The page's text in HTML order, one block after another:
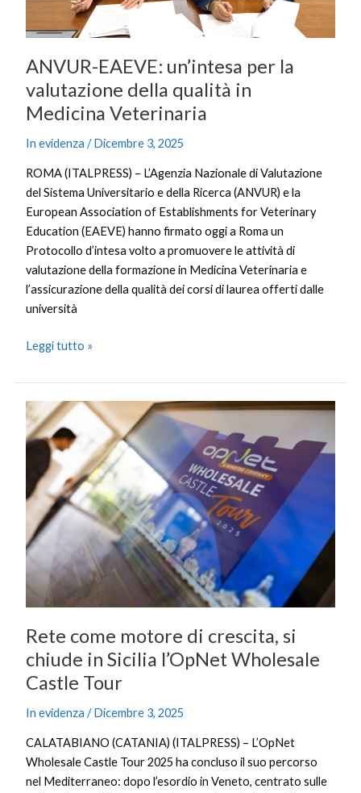
ANVUR-EAEVE: un’intesa per la
valutazione della qualità in
Medicina Veterinaria
In evidenza /Dicembre 3, 2025
ROMA (ITALPRESS) – L’Agenzia Nazionale di Valutazione
del Sistema Universitario e della Ricerca (ANVUR) e la
European Association of Establishments for Veterinary
Education (EAEVE) hanno firmato oggi a Roma un
Protocollo d’intesa volto a promuovere le attività di
valutazione della formazione in Medicina Veterinaria e
l’assicurazione della qualità dei corsi di laurea offerti dalle
università
Veterinaria
Leggi tutto »
Rete come motore di crescita, si
chiude in Sicilia l’OpNet Wholesale
Castle Tour
In evidenza /Dicembre 3, 2025
CALATABIANO (CATANIA) (ITALPRESS) – L’OpNet
Wholesale Castle Tour 2025 ha concluso il suo percorso
nel Mediterraneo: dopo l’esordio in Veneto, centrato sulle
Rete
come
motore
crescita,
si
chiude
in
Sicilia
l’OpNet
Wholesale
Tour